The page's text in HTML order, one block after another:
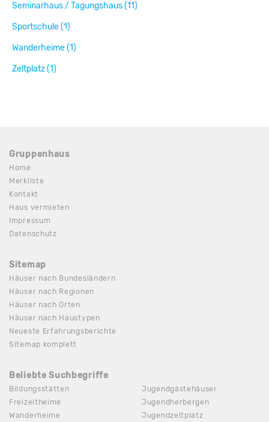
Seminarhaus / Tagungshaus (11)
Sportschule (1)
Wanderheime (1)
Zeltplatz (1)
Gruppenhaus
Home
Merkliste
Kontakt
Haus vermieten
Impressum
Datenschutz
Sitemap
Häuser nach Bundesländern
Häuser nach Regionen
Häuser nach Orten
Häuser nach Haustypen
Neueste Erfahrungsberichte
Sitemap komplett
Beliebte Suchbegriffe
Bildungsstätten
Freizeitheime
Wanderheime
Jugendgästehäuser
Jugendherbergen
Jugendzeltplatz